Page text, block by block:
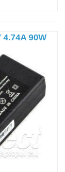
4.74A 90W